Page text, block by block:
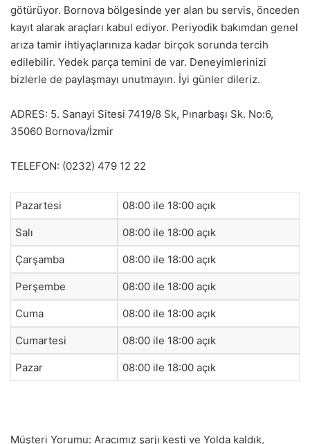
götürüyor. Bornova bölgesinde yer alan bu servis, önceden
kayıt alarak araçları kabul ediyor. Periyodik bakımdan genel
arıza tamir ihtiyaçlarınıza kadar birçok sorunda tercih
edilebilir. Yedek parça temini de var. Deneyimlerinizi
bizlerle de paylaşmayı unutmayın. İyi günler dileriz.
ADRES: 5. Sanayi Sitesi 7419/8 Sk, Pınarbaşı Sk. No:6,
35060 Bornova/İzmir
TELEFON: (0232) 479 12 22
Pazartesi 08:00 ile 18:00 açık
Salı 08:00 ile 18:00 açık
Çarşamba 08:00 ile 18:00 açık
Perşembe 08:00 ile 18:00 açık
Cuma 08:00 ile 18:00 açık
Cumartesi 08:00 ile 18:00 açık
Pazar 08:00 ile 18:00 açık
Müşteri Yorumu: Aracımız şarjı kesti ve Yolda kaldık,